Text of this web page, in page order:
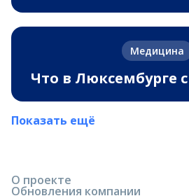
Медицина
Что в Люксембурге
Показать ещё
О проекте
Обновления компании